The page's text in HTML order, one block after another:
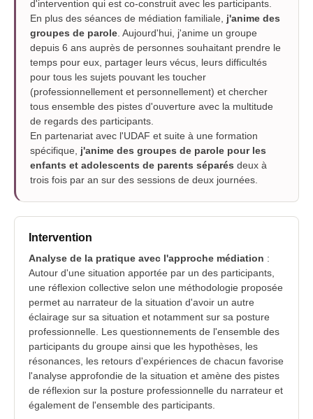
d'intervention qui est co-construit avec les participants.
En plus des séances de médiation familiale, j'anime des
groupes de parole . Aujourd'hui, j'anime un groupe
depuis 6 ans auprès de personnes souhaitant prendre le
temps pour eux, partager leurs vécus, leurs difficultés
pour tous les sujets pouvant les toucher
(professionnellement et personnellement) et chercher
tous ensemble des pistes d'ouverture avec la multitude
de regards des participants.
En partenariat avec l'UDAF et suite à une formation
spécifique,
j'anime des groupes de parole pour les
enfants et adolescents de parents séparés deux à
trois fois par an sur des sessions de deux journées.
Intervention
Analyse de la pratique avec l'approche médiation :
Autour d'une situation apportée par un des participants,
une réflexion collective selon une méthodologie proposée
permet au narrateur de la situation d'avoir un autre
éclairage sur sa situation et notamment sur sa posture
professionnelle. Les questionnements de l'ensemble des
participants du groupe ainsi que les hypothèses, les
résonances, les retours d'expériences de chacun favorise
l'analyse approfondie de la situation et amène des pistes
de réflexion sur la posture professionnelle du narrateur et
également de l'ensemble des participants.